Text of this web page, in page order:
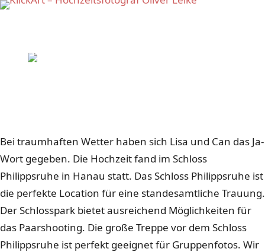
Home/Reportagen /Hanau
Hochzeit im Schloss
Philippsruhe in Hanau
Bei traumhaften Wetter haben sich Lisa und Can das Ja-
Wort gegeben. Die Hochzeit fand im Schloss
Philippsruhe in Hanau statt. Das Schloss Philippsruhe ist
die perfekte Location für eine standesamtliche Trauung.
Der Schlosspark bietet ausreichend Möglichkeiten für
das Paarshooting. Die große Treppe vor dem Schloss
Philippsruhe ist perfekt geeignet für Gruppenfotos. Wir